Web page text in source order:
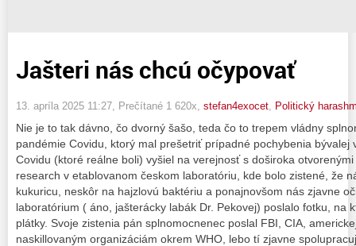
Jašteri nás chcú očypovať
13. apríla 2025 11:27 , Prečítané 1 620x, stefan4exocet Politický
Nie je to tak dávno, čo dvorný šašo, teda čo to trepem vládny
pandémie Covidu, ktorý mal prešetriť prípadné pochybenia bývalej
Covidu (ktoré reálne boli) vyšiel na verejnosť s doširoka
research v etablovanom českom laboratóriu, kde bolo zistené, že
kukuricu, neskôr na hajzlovú baktériu a ponajnovšom nás zjavne
laboratórium ( áno, jašterácky labák Dr. Pekovej) poslalo fotku, na
plátky. Svoje zistenia pán splnomocnenec poslal FBI, CIA,
naskillovaným organizáciám okrem WHO, lebo tí zjavne